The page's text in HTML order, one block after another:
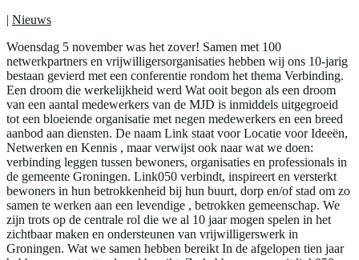
| Nieuws
Woensdag 5 november was het zover! Samen met 100
netwerkpartners en vrijwilligersorganisaties hebben wij ons 10-jarig
bestaan gevierd met een conferentie rondom het thema Verbinding.
Een droom die werkelijkheid werd Wat ooit begon als een droom
van een aantal medewerkers van de MJD is inmiddels uitgegroeid
tot een bloeiende organisatie met negen medewerkers en een breed
aanbod aan diensten. De naam Link staat voor Locatie voor Ideeën,
Netwerken en Kennis , maar verwijst ook naar wat we doen:
verbinding leggen tussen bewoners, organisaties en professionals in
de gemeente Groningen. Link050 verbindt, inspireert en versterkt
bewoners in hun betrokkenheid bij hun buurt, dorp en/of stad om zo
samen te werken aan een levendige , betrokken gemeenschap. We
zijn trots op de centrale rol die we al 10 jaar mogen spelen in het
zichtbaar maken en ondersteunen van vrijwilligerswerk in
Groningen. Wat we samen hebben bereikt In de afgelopen tien jaar